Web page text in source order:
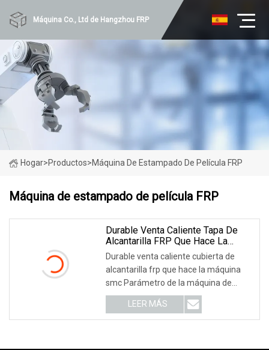
Máquina Co., Ltd de Hangzhou FRP
Hogar>Productos>Máquina De Estampado De Película FRP
Máquina de estampado de película FRP
Durable Venta Caliente Tapa De
Alcantarilla FRP Que Hace La
Máquina SMC
Durable venta caliente cubierta de
alcantarilla frp que hace la máquina
smc Parámetro de la máquina de
prensa hidráulica
LEER MÁS